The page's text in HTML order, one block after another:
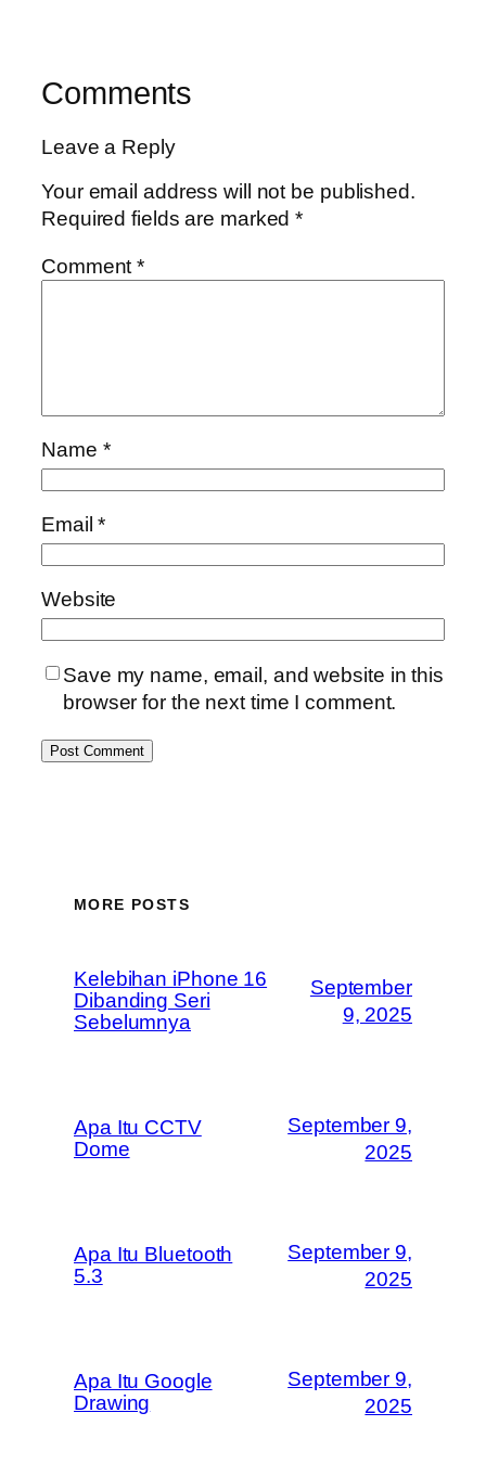
Comments
Leave a Reply
Your email address will not be published.
Required fields are marked*
Comment*
Name *
Email*
Website
Save my name, email, and website in this
browser for the next time I comment.
MORE POSTS
Kelebihan iPhone 16
Dibanding Seri
Sebelumnya
September
9, 2025
Apa Itu CCTV
Dome
September 9,
2025
Apa Itu Bluetooth
5.3
September 9,
2025
Apa Itu Google
Drawing
September 9,
2025